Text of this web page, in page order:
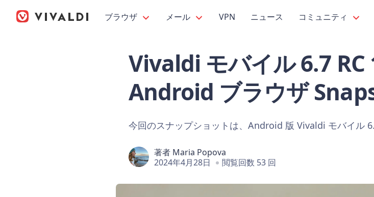
ブラウザ メール VPN ニュース コミュニティ
Vivaldi モバイル 6.7 RC
Android ブラウザ
今回のスナップショットは、Android 版 Vivaldi モバイル
著者 Maria Popova
2024年4月28日
閲覧回数 53 回